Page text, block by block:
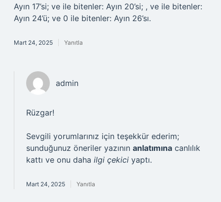
Ayın 17’si; ve ile bitenler: Ayın 20’si; , ve ile bitenler:
Ayın 24’ü; ve 0 ile bitenler: Ayın 26’sı.
Mart 24, 2025 Yanıtla
admin
Rüzgar!
Sevgili yorumlarınız için teşekkür ederim;
sunduğunuz öneriler yazının anlatımına canlılık
kattı ve onu daha ilgi çekici yaptı.
Mart 24, 2025 Yanıtla